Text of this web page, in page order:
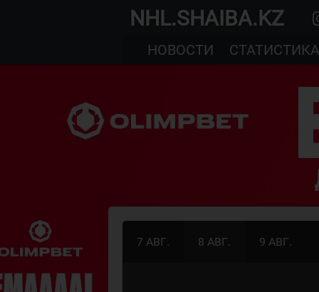
NHL.SHAIBA.KZ
НОВОСТИ
СТАТИСТИКА
7 АВГ. 8 АВГ. 9 АВГ.